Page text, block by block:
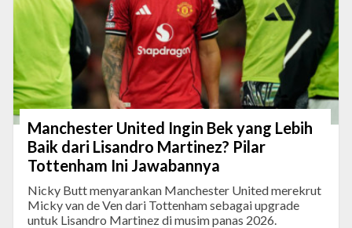
Manchester United Ingin Bek yang Lebih
Baik dari Lisandro Martinez? Pilar
Tottenham Ini Jawabannya
Nicky Butt menyarankan Manchester United merekrut
Micky van de Ven dari Tottenham sebagai upgrade
untuk Lisandro Martinez di musim panas 2026.